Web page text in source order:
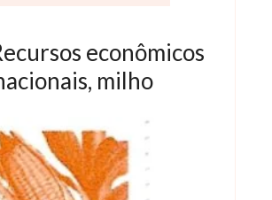
econômicos
milho
de 1980 com Espiga